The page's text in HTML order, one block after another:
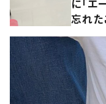
に「エ
忘れた